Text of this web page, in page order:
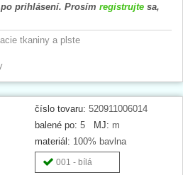
prihlásení. Prosím registrujte sa,
tkaniny a plste
číslo tovaru: 520911006014
balené po: 5 MJ: m
materiál: 100% bavlna
001 - bílá